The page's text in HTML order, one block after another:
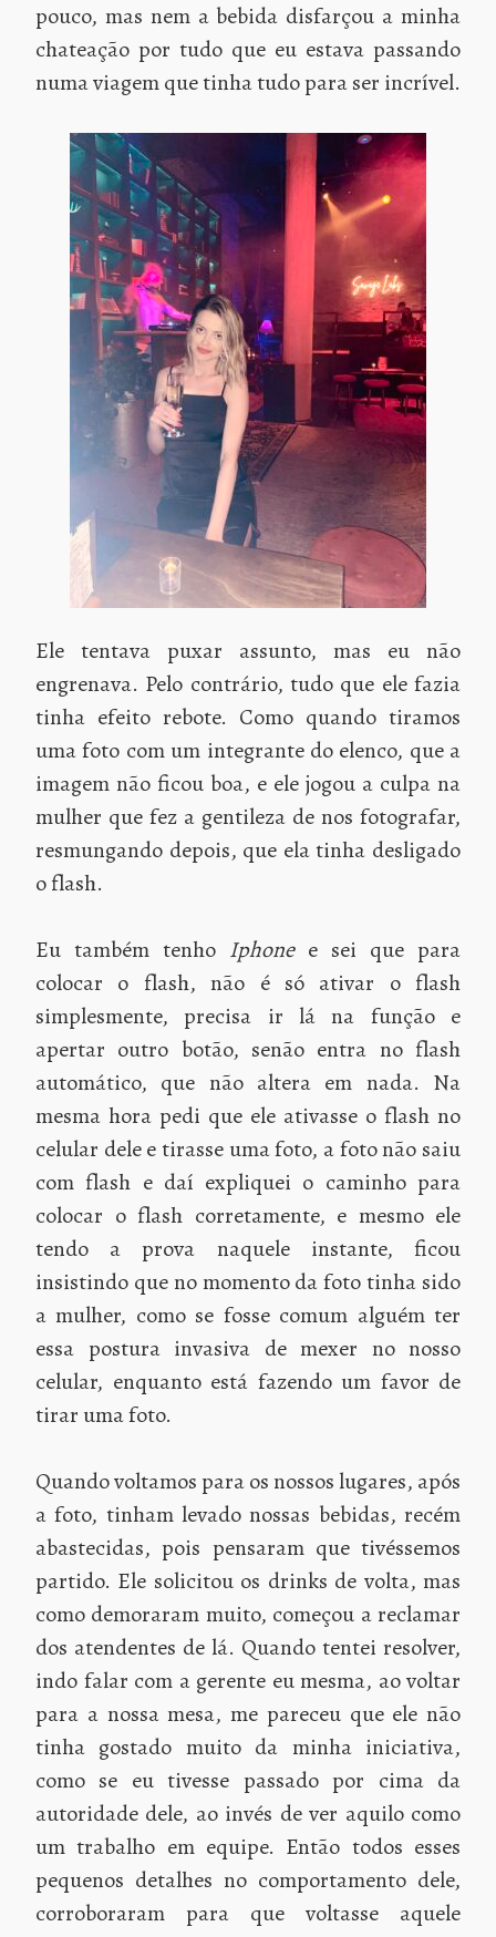
pouco, mas nem a bebida disfarçou a minha
chateação por tudo que eu estava passando
numa viagem que tinha tudo para ser incrível.
Ele tentava puxar assunto, mas eu não
engrenava. Pelo contrário, tudo que ele fazia
tinha efeito rebote. Como quando tiramos
uma foto com um integrante do elenco, que a
imagem não ficou boa, e ele jogou a culpa na
mulher que fez a gentileza de nos fotografar,
resmungando depois, que ela tinha desligado
o flash.
Eu também tenho Iphonee sei que para
colocar o flash, não é só ativar o flash
simplesmente, precisa ir lá na função e
apertar outro botão, senão entra no flash
automático, que não altera em nada. Na
mesma hora pedi que ele ativasse o flash no
celular dele e tirasse uma foto, a foto não saiu
com flash e daí expliquei o caminho para
colocar o flash corretamente, e mesmo ele
tendo a prova naquele instante, ficou
insistindo que no momento da foto tinha sido
a mulher, como se fosse comum alguém ter
essa postura invasiva de mexer no nosso
celular, enquanto está fazendo um favor de
tirar uma foto.
Quando voltamos para os nossos lugares, após
a foto, tinham levado nossas bebidas, recém
abastecidas, pois pensaram que tivéssemos
partido. Ele solicitou os drinks de volta, mas
como demoraram muito, começou a reclamar
dos atendentes de lá. Quando tentei resolver,
indo falar com a gerente eu mesma, ao voltar
para a nossa mesa, me pareceu que ele não
tinha gostado muito da minha iniciativa,
como se eu tivesse passado por cima da
autoridade dele, ao invés de ver aquilo como
um trabalho em equipe. Então todos esses
pequenos detalhes no comportamento dele,
corroboraram para que voltasse aquele